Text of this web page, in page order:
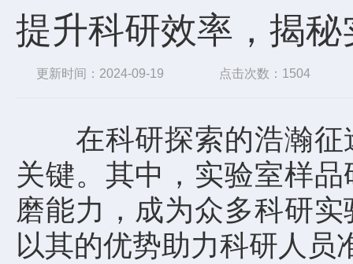
提升科研效率，揭
更新时间：2024-09-19 点击次数：1504
在科研探索的浩瀚征
关键。其中，实验室样
磨能力，成为众多科研
以其的优势助力科研人员